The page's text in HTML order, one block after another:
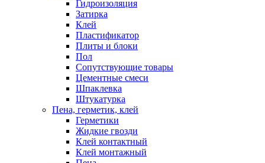
Гидроизоляция
Затирка
Клей
Пластификатор
Плиты и блоки
Пол
Сопутствующие товары
Цементные смеси
Шпаклевка
Штукатурка
Пена, герметик, клей
Герметики
Жидкие гвозди
Клей контактный
Клей монтажный